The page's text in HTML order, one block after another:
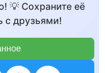
💡 Сохраните её
с друзьями!